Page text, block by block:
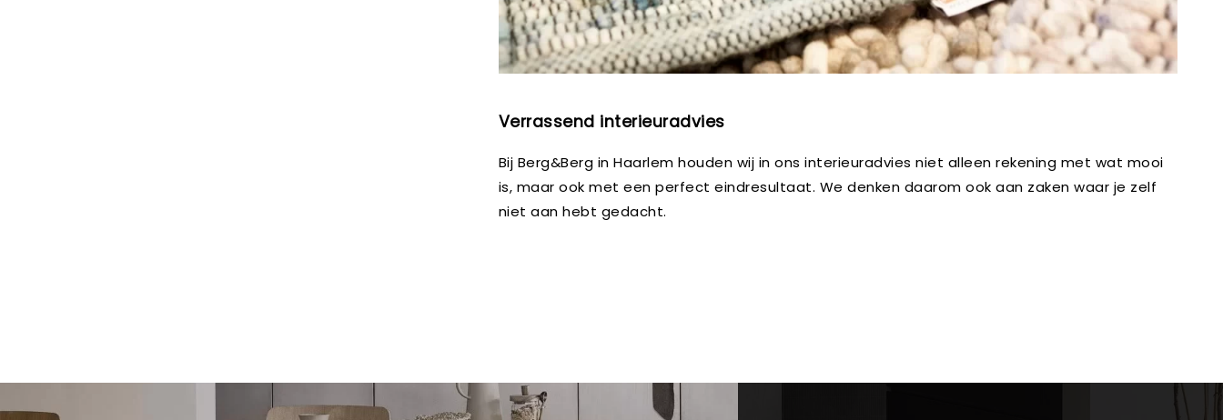
Verrassend interieuradvies
Bij Berg&Berg in Haarlem houden wij in ons interieuradvies niet alleen rekening met wat mooi
is, maar ook met een perfect eindresultaat. We denken daarom ook aan zaken waar je zelf
niet aan hebt gedacht.